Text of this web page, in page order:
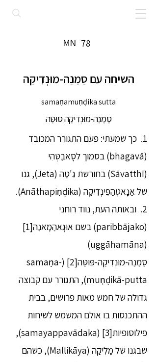
78
MN
השיחה עם סַמַנַה-מוּנְדִיקַה
samaṇamuṇḍika sutta
סַמַנַה-מוּנְדִיקַה סוּטַּה
1. כך שמעתי: פעם התגורר המכובד
(bhagavā) בסמוך לסָאבַטְּהִי
(Sāvatthī) בחורשת גֵ'טַה (Jeta), גנו
של אַנָאטְהַפִּינְדִיקַה (Anāthapiṇḍika).
2. ובאותה העת, נווד רוחני
(paribbājako) בשם אוּגָאהַמָאנַה[1]
(uggāhamāna)
סַמַנַה-מוּנְדִיקַה-פּוּטַּה[2] (samaṇa-
muṇḍikā-putta), התגורר עם קבוצה
גדולה של חמש מאות פרושים, בבית
ההתכנסות בו אולם המשמש לשיחות
פילוסופיות[3] (samayappavādaka),
שבגנו של מַלִיקַה (Mallikāya), כשהם